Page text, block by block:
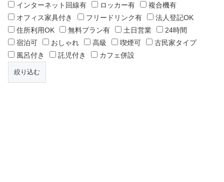
インターネット回線有
ロッカー有
複合機有
オフィス家具付き
フリードリンク有
法人登記OK
住所利用OK
無料プラン有 土日営業
24時間
宿泊可
おしゃれ 高級 喫煙可
古民家タイプ
風呂付き
託児付き カフェ併設